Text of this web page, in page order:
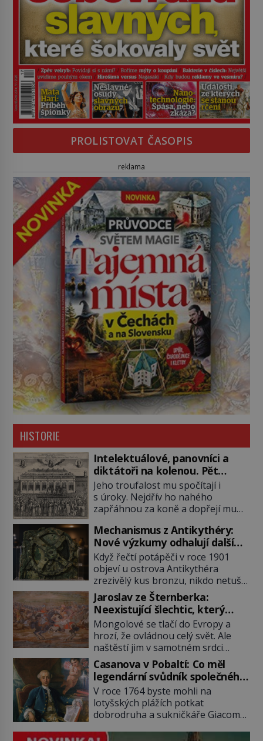
PROLISTOVAT ČASOPIS
reklama
HISTORIE
Intelektuálové, panovníci a
diktátoři na kolenou. Pět
posledních okamžiků před
popravou
Jeho troufalost mu spočítají i
s úroky. Nejdřív ho nahého
zapřáhnou za koně a dopřejí mu
Když ho pak věší, myslí si, že útrapy
skončily. Těsně předtím, než ztratí
vědomí ho odříznou a začnou jeho
tělo zbavovat orgánů. Chvíli ještě
vnímá, pak ho vysvobodí
bezvědomí a smrt. Do posledního
doušku Kdo: Sokrates […]
Mechanismus z Antikythéry:
Nové výzkumy odhalují další
překvapení o starověkém
počítači
Když řečtí potápěči v roce 1901
objeví u ostrova Antikythéra
zrezivělý kus bronzu, nikdo netuší,
že drží v rukou jeden z
nejúžasnějších vynálezů starověku.
Až moderní rentgenové tomografy
odhalí desítky ozubených kol
ukrytých uvnitř. Mechanismus z
Antikythéry je dnes považován za
nejstarší známý analogový počítač
na světě. Přesto ani po více než sto
letech výzkumu […]
Jaroslav ze Šternberka:
Neexistující šlechtic, který
z Moravy vyžene Mongoly
Mongolové se tlačí do Evropy a
hrozí, že ovládnou celý svět. Ale
naštěstí jim v samotném srdci
Evropy stojí v cestě malé, ale silné
království, které dokáže
dobyvatelské hordy zastavit. Co
nedokáže žádná z asijských říší, co
nedokážou Němci – to dokáže
český král. Nebo že by ne?
Mongolové od roku 1223 postupují
Casanova v Pobaltí: Co měl
legendární svůdník společného
se svobodnými zednáři?
V roce 1764 byste mohli na
lotyšských plážích potkat
dobrodruha a sukničkáře Giacoma
moři však nebyla turistickým